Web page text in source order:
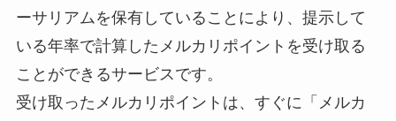
ーサリアムを保有していることにより、提示して
いる年率で計算したメルカリポイントを受け取る
ことができるサービスです。
受け取ったメルカリポイントは、すぐに「メルカ